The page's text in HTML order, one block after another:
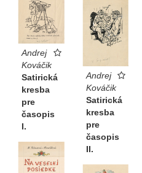
Andrej
Kováčik
Satirická
kresba
pre
časopis
I.
Andrej
Kováčik
Satirická
kresba
pre
časopis
II.